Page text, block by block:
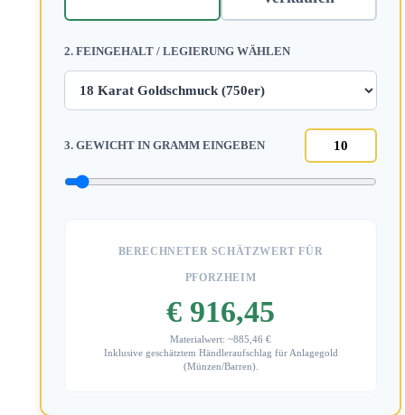
2. FEINGEHALT / LEGIERUNG WÄHLEN
3. GEWICHT IN GRAMM EINGEBEN
BERECHNETER SCHÄTZWERT FÜR
PFORZHEIM
€ 916,45
Materialwert: ~885,46 €
Inklusive geschätztem Händleraufschlag für Anlagegold
(Münzen/Barren).